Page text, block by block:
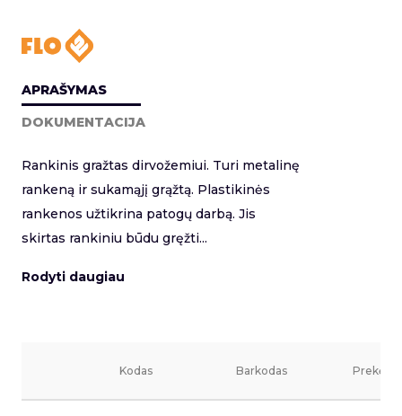
APRAŠYMAS
DOKUMENTACIJA
Rankinis gražtas dirvožemiui. Turi metalinę
rankeną ir sukamąjį grąžtą. Plastikinės
rankenos užtikrina patogų darbą. Jis
skirtas rankiniu būdu gręžti...
Rodyti daugiau
Kodas Barkodas Prekės